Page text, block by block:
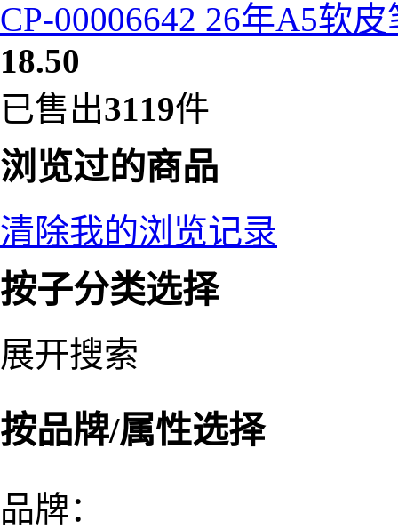
CP-00006642 26年A5软
18.50
已售出3119件
浏览过的商品
清除我的浏览记录
按子分类选择
展开搜索
按品牌/属性选择
品牌：